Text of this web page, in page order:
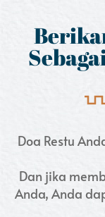
Doa Restu
Dan jika
Anda, Anda